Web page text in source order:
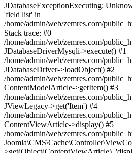
JDatabaseExceptionExecuting:
'field list' in
/home/admin/web/zemres.com/
Stack trace: #0
/home/admin/web/zemres.com/
JDatabaseDriverMysqli->execute() #1
/home/admin/web/zemres.com/
JDatabaseDriver->loadObject() #2
/home/admin/web/zemres.com/
ContentModelArticle->getItem() #3
/home/admin/web/zemres.com/
JViewLegacy->get('Item') #4
/home/admin/web/zemres.com/
ContentViewArticle->display() #5
/home/admin/web/zemres.com/